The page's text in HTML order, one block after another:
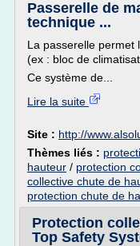
Passerelle de
technique ...
La passerelle permet
(ex : bloc de
Ce système de...
Lire la suite
Site : http://
Thèmes liés :
hauteur / protection
collective chute de
protection chute de
Protection
Top Safety